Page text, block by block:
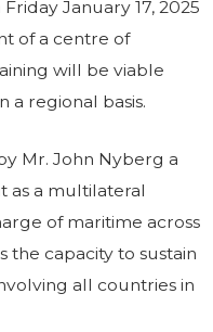
it e...
January 17, 2025
of a centre of
will be viable
a regional basis.
Mr. John Nyberg a
as a multilateral
of maritime across
the capacity to sustain
all countries in